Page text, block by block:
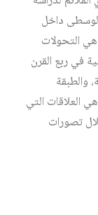
داخل
التحولات
في ربع القرن
والطبقة
العلاقات التي
تصورات